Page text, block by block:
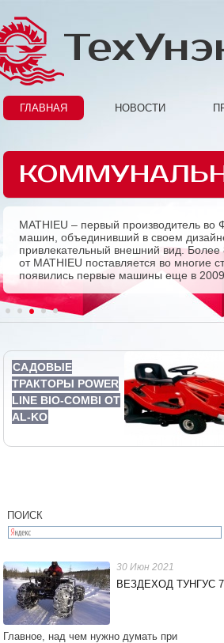
ГЛАВНАЯ НОВОСТИ
MATHIEU – первый производитель
машин, объединивший в своем
привлекательный внешний вид.
от MATHIEU поставляется во многие
появились первые машины еще в 2009
Previous
1 2 3 4 5
САДОВЫЕ
ТРАКТОРЫ POWER
LINE BIO-COMBI ОТ
AL-KO
ПОИСК
30 Июн 2021
ВЕЗДЕХОД ТУНГУС
Главное, над чем нужно думать при